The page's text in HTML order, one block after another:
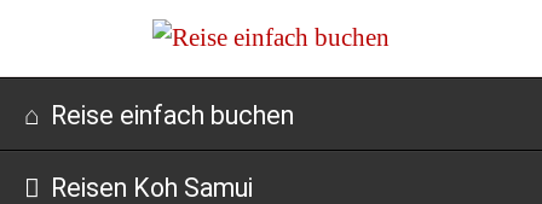
Navigation
Reise einfach buchen
Reisen Koh Samui